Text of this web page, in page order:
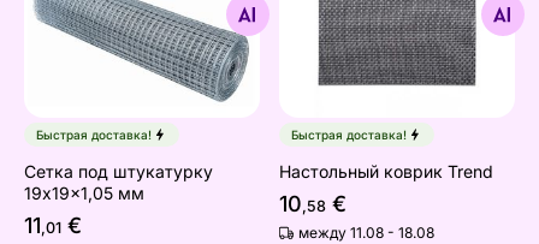
Найдите похожие
Быстрая доставка!
Сетка под штукатурку
19x19x1,05 мм
11,01 €
Найдите похожие
Быстрая доставка!
Настольный коврик Trend
10,58 €
между 11.08 - 18.08